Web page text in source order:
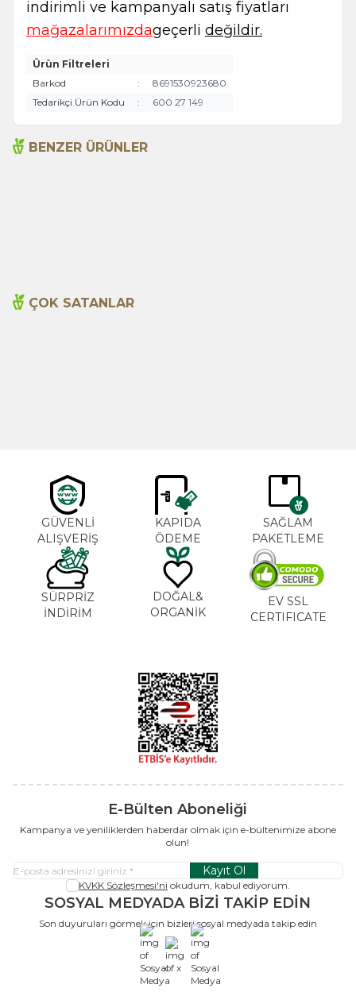
indirimli ve kampanyalı satış fiyatları
mağazalarımızdageçerli değildir.
Ürün Filtreleri
Barkod
:
8691530923680
Tedarikçi Ürün Kodu
: 600 27 149
BENZER ÜRÜNLER
ÇOK SATANLAR
GÜVENLİ
ALIŞVERİŞ
KAPIDA
ÖDEME
SAĞLAM
PAKETLEME
SÜRPRİZ
İNDİRİM
DOĞAL&
ORGANİK
EV SSL
CERTIFICATE
E-Bülten Aboneliği
Kampanya ve yeniliklerden haberdar olmak için e-bültenimize abone
olun!
Kayıt Ol
KVKK Sözleşmesi'ni okudum, kabul ediyorum.
SOSYAL MEDYADA BİZİ TAKİP EDİN
Son duyuruları görmek için bizleri sosyal medyada takip edin
x